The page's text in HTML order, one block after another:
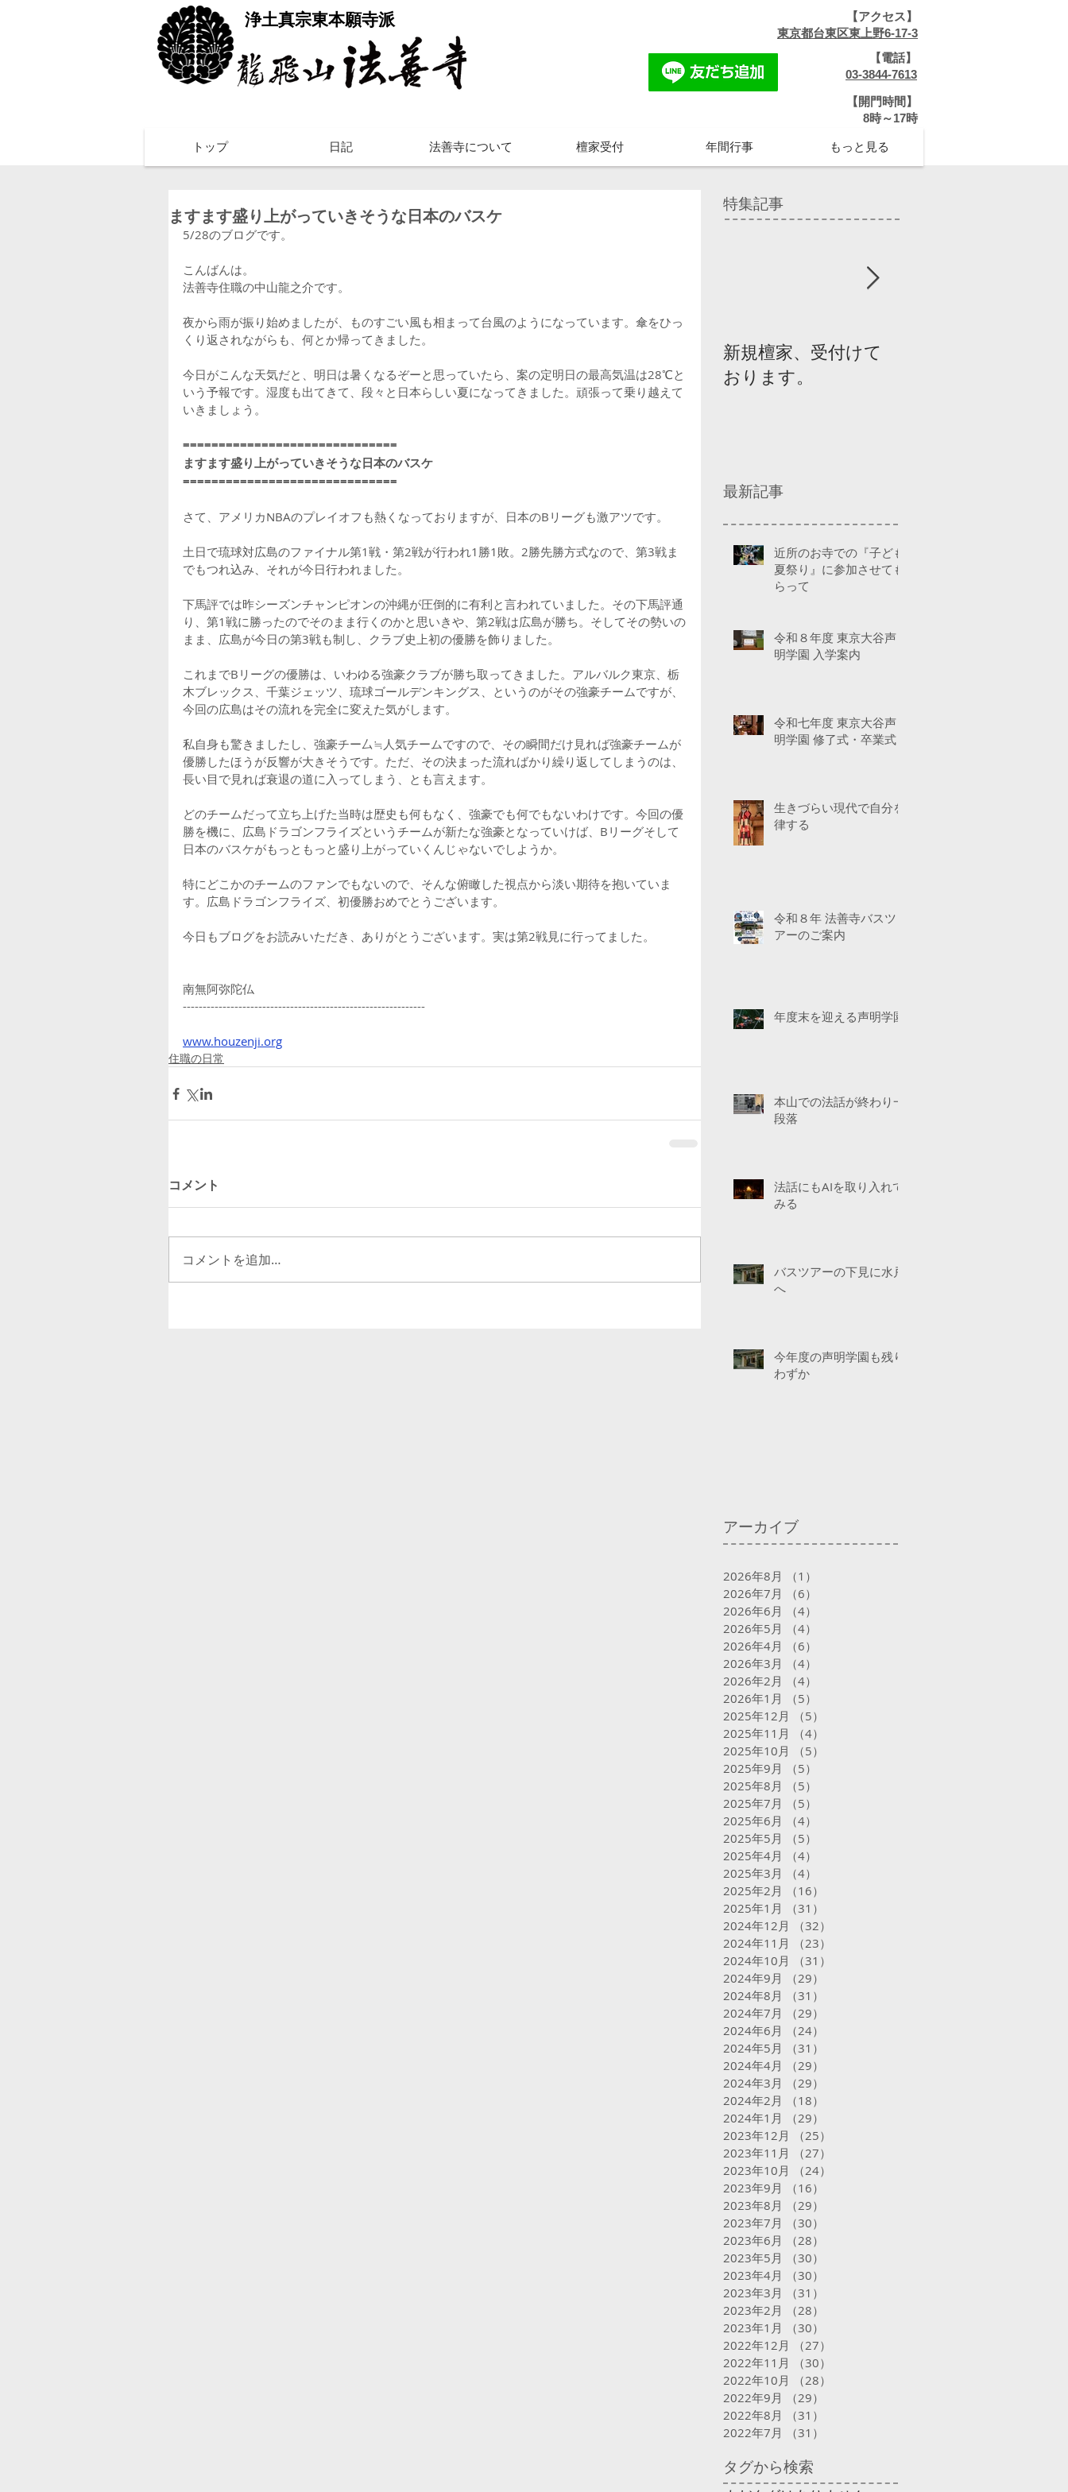
​浄土真宗東本願寺派
【アクセス】
東京都台東区東上野6-17-3
【電話】
03-3844-7613
【開門時間】
​8時～17時
トップ 日記 法善寺について 檀家受付 年間行事 もっと見る
ますます盛り上がっていきそうな日本のバスケ
5/28のブログです。
こんばんは。
法善寺住職の中山龍之介です。
夜から雨が振り始めましたが、ものすごい風も相まって台風のようになっています。傘をひっ
くり返されながらも、何とか帰ってきました。
今日がこんな天気だと、明日は暑くなるぞーと思っていたら、案の定明日の最高気温は28℃と
いう予報です。湿度も出てきて、段々と日本らしい夏になってきました。頑張って乗り越えて
いきましょう。
==============================
ますます盛り上がっていきそうな日本のバスケ
==============================
さて、アメリカNBAのプレイオフも熱くなっておりますが、日本のBリーグも激アツです。
土日で琉球対広島のファイナル第1戦・第2戦が行われ1勝1敗。2勝先勝方式なので、第3戦ま
でもつれ込み、それが今日行われました。
下馬評では昨シーズンチャンピオンの沖縄が圧倒的に有利と言われていました。その下馬評通
り、第1戦に勝ったのでそのまま行くのかと思いきや、第2戦は広島が勝ち。そしてその勢いの
まま、広島が今日の第3戦も制し、クラブ史上初の優勝を飾りました。
これまでBリーグの優勝は、いわゆる強豪クラブが勝ち取ってきました。アルバルク東京、栃
木ブレックス、千葉ジェッツ、琉球ゴールデンキングス、というのがその強豪チームですが、
今回の広島はその流れを完全に変えた気がします。
私自身も驚きましたし、強豪チー厶≒人気チームですので、その瞬間だけ見れば強豪チームが
優勝したほうが反響が大きそうです。ただ、その決まった流ればかり繰り返してしまうのは、
長い目で見れば衰退の道に入ってしまう、とも言えます。
どのチームだって立ち上げた当時は歴史も何もなく、強豪でも何でもないわけです。今回の優
勝を機に、広島ドラゴンフライズというチームが新たな強豪となっていけば、Bリーグそして
日本のバスケがもっともっと盛り上がっていくんじゃないでしようか。
特にどこかのチームのファンでもないので、そんな俯瞰した視点から淡い期待を抱いていま
す。広島ドラゴンフライズ、初優勝おめでとうございます。
今日もブログをお読みいただき、ありがとうございます。実は第2戦見に行ってました。
南無阿弥陀仏
-------------------------------------------------------------
www.houzenji.org
住職の日常
コメント
コメントを追加…
特集記事
新規檀家、受付けて
おります。
最新記事
近所のお寺での『子ども
夏祭り』に参加させても
らって
令和８年度 東京大谷声
明学園 入学案内
令和七年度 東京大谷声
明学園 修了式・卒業式
生きづらい現代で自分を
律する
令和８年 法善寺バスツ
アーのご案内
年度末を迎える声明学園
本山での法話が終わり一
段落
法話にもAIを取り入れて
みる
バスツアーの下見に水戸
へ
今年度の声明学園も残り
わずか
アーカイブ
2026年8月 （1）
2026年7月
（6）
2026年6月
（4）
2026年5月
（4）
2026年4月
（6）
2026年3月
（4）
2026年2月
（4）
2026年1月
（5）
2025年12月
（5）
2025年11月
（4）
2025年10月
（5）
2025年9月
（5）
2025年8月
（5）
2025年7月
（5）
2025年6月
（4）
2025年5月
（5）
2025年4月
（4）
2025年3月
（4）
2025年2月
（16）
2025年1月
（31）
2024年12月
（32）
2024年11月
（23）
2024年10月
（31）
2024年9月
（29）
2024年8月
（31）
2024年7月
（29）
2024年6月
（24）
2024年5月
（31）
2024年4月
（29）
2024年3月
（29）
2024年2月
（18）
2024年1月
（29）
2023年12月
（25）
2023年11月
（27）
2023年10月
（24）
2023年9月
（16）
2023年8月
（29）
2023年7月
（30）
2023年6月
（28）
2023年5月
（30）
2023年4月
（30）
2023年3月
（31）
2023年2月
（28）
2023年1月
（30）
2022年12月
（27）
2022年11月
（30）
2022年10月
（28）
2022年9月
（29）
2022年8月
（31）
2022年7月
（31）
タグから検索